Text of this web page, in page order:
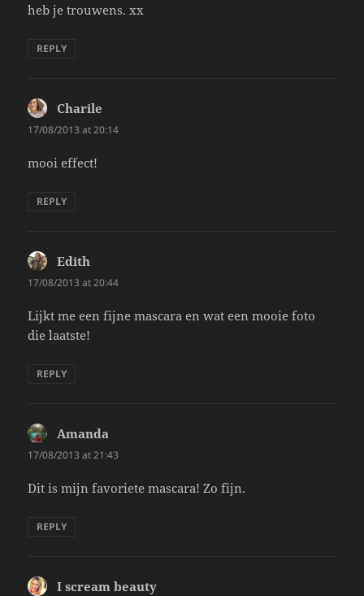
heb je trouwens. xx
REPLY
Charile
17/08/2013 at 20:14
mooi effect!
REPLY
Edith
17/08/2013 at 20:44
Lijkt me een fijne mascara en wat een mooie foto
die laatste!
REPLY
Amanda
17/08/2013 at 21:43
Dit is mijn favoriete mascara! Zo fijn.
REPLY
I scream beauty